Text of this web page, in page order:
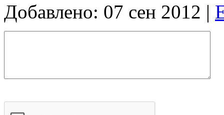
Добавлено: 07 сен 2012 |